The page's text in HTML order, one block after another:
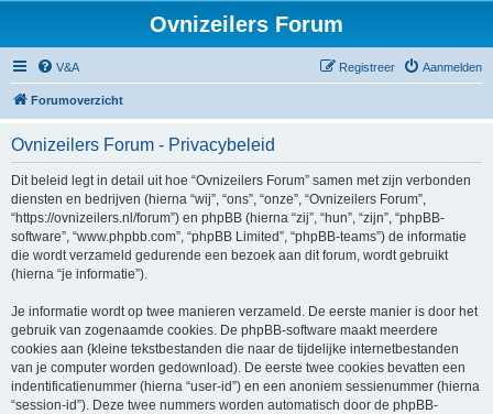
Ovnizeilers Forum
V&A Aanmelden
Registreer
Forumoverzicht
Ovnizeilers Forum - Privacybeleid
Dit beleid legt in detail uit hoe “Ovnizeilers Forum” samen met zijn verbonden
diensten en bedrijven (hierna “wij”, “ons”, “onze”, “Ovnizeilers Forum”,
“https://ovnizeilers.nl/forum”) en phpBB (hierna “zij”, “hun”, “zijn”, “phpBB-
software”, “www.phpbb.com”, “phpBB Limited”, “phpBB-teams”) de informatie
die wordt verzameld gedurende een bezoek aan dit forum, wordt gebruikt
(hierna “je informatie”).
Je informatie wordt op twee manieren verzameld. De eerste manier is door het
gebruik van zogenaamde cookies. De phpBB-software maakt meerdere
cookies aan (kleine tekstbestanden die naar de tijdelijke internetbestanden
van je computer worden gedownload). De eerste twee cookies bevatten een
indentificatienummer (hierna “user-id”) en een anoniem sessienummer (hierna
“session-id”). Deze twee nummers worden automatisch door de phpBB-